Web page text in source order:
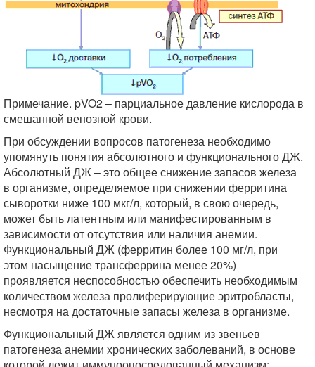
Примечание. pVO2 – парциальное давление кислорода в
смешанной венозной крови.
При обсуждении вопросов патогенеза необходимо
упомянуть понятия абсолютного и функционального ДЖ.
Абсолютный ДЖ – это общее снижение запасов железа
в организме, определяемое при снижении ферритина
сыворотки ниже 100 мкг/л, который, в свою очередь,
может быть латентным или манифестированным в
зависимости от отсутствия или наличия анемии.
Функциональный ДЖ (ферритин более 100 мг/л, при
этом насыщение трансферрина менее 20%)
проявляется неспособностью обеспечить необходимым
количеством железа пролиферирующие эритробласты,
несмотря на достаточные запасы железа в организме.
Функциональный ДЖ является одним из звеньев
патогенеза анемии хронических заболеваний, в основе